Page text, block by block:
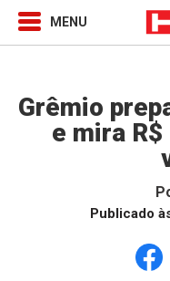
Grêmio
e mira
Publicado